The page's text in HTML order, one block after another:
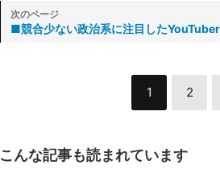
■競合少ない政治系に注目したYouTuber
1 2
こんな記事も読まれています